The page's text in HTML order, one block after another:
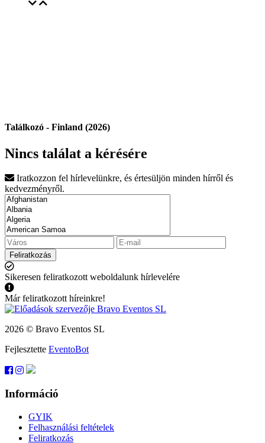
Találkozó - Finland (2026)
Nincs találat a kérésére
Iratkozzon fel hírlevelünkre, és értesüljön minden hírről és
kedvezményről.
Feliratkozás
Sikeresen feliratkozott weboldalunk hírlevelére
Már feliratkozott híreinkre!
2026 © Bravo Eventos SL
Fejlesztette EventoBot
Információ
GYIK
Felhasználási feltételek
Feliratkozás